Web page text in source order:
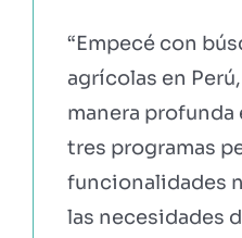
“Empecé con
agrícolas en
manera
tres programas
funcionalidades
las necesidades